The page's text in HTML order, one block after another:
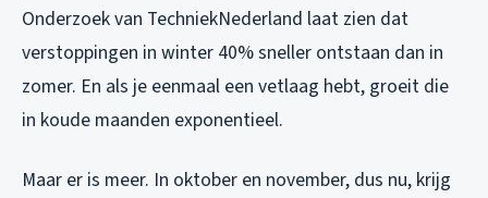
Onderzoek van TechniekNederland laat zien dat
verstoppingen in winter 40% sneller ontstaan dan in
zomer. En als je eenmaal een vetlaag hebt, groeit die
in koude maanden exponentieel.
Maar er is meer. In oktober en november, dus nu, krijg